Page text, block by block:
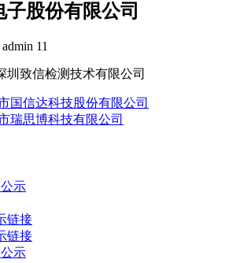
股份有限公司
admin 11
国信达科技股份有限公司
瑞思博科技有限公司
示
链接
链接
示